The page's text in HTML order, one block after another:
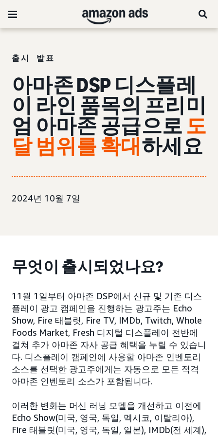
출시 발표
아마존 DSP 디스플레
이 라인 품목의 프리미
엄 아마존 공급으로 도
달 범위를 확대하세요
2024년 10월 7일
무엇이 출시되었나요?
11월 1일부터 아마존 DSP에서 신규 및 기존 디스
플레이 광고 캠페인을 진행하는 광고주는 Echo
Show, Fire 태블릿, Fire TV, IMDb, Twitch, Whole
Foods Market, Fresh 디지털 디스플레이 전반에
걸쳐 추가 아마존 자사 공급 혜택을 누릴 수 있습니
다. 디스플레이 캠페인에 사용할 아마존 인벤토리
소스를 선택한 광고주에게는 자동으로 모든 적격
아마존 인벤토리 소스가 포함됩니다.
이러한 변화는 머신 러닝 모델을 개선하고 이전에
Echo Show(미국, 영국, 독일, 멕시코, 이탈리아),
Fire 태블릿(미국, 영국, 독일, 일본), IMDb(전 세계),